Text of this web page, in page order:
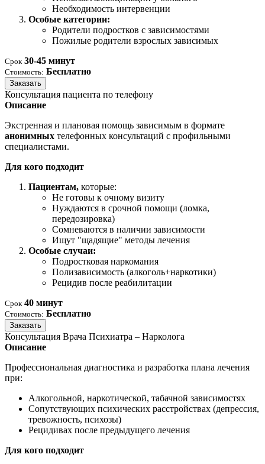
Необходимость интервенции
Особые категории:
Родители подростков с зависимостями
Пожилые родители взрослых зависимых
Срок 30-45 минут
Стоимость: Бесплатно
Заказать
Консультация пациента по телефону
Описание
Экстренная и плановая помощь зависимым в формате
анонимных телефонных консультаций с профильными
специалистами.
Для кого подходит
Пациентам, которые:
Не готовы к очному визиту
Нуждаются в срочной помощи (ломка,
передозировка)
Сомневаются в наличии зависимости
Ищут "щадящие" методы лечения
Особые случаи:
Подростковая наркомания
Полизависимость (алкоголь+наркотики)
Рецидив после реабилитации
Срок 40 минут
Стоимость: Бесплатно
Заказать
Консультация Врача Психиатра – Нарколога
Описание
Профессиональная диагностика и разработка плана лечения
при:
Алкогольной, наркотической, табачной зависимостях
Сопутствующих психических расстройствах (депрессия,
тревожность, психозы)
Рецидивах после предыдущего лечения
Для кого подходит